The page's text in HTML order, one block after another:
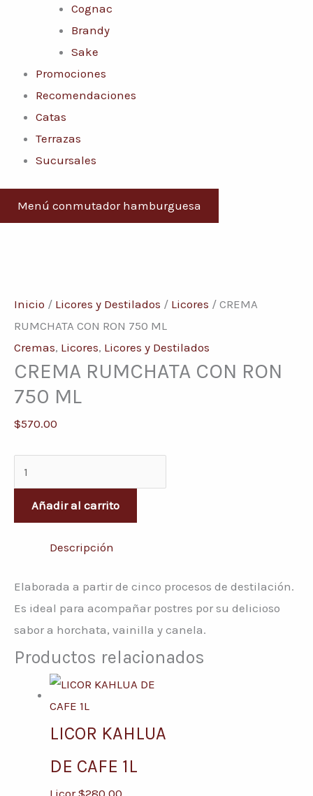
Cognac
Brandy
Sake
Promociones
Recomendaciones
Catas
Terrazas
Sucursales
Menú conmutador hamburguesa
Inicio / Licores y Destilados / Licores / CREMA
RUMCHATA CON RON 750 ML
Cremas, Licores, Licores y Destilados
CREMA RUMCHATA CON RON
750 ML
$570.00
RUMCHATA
CON
RON
750
ML
Añadir al carrito
Descripción
Elaborada a partir de cinco procesos de destilación.
Es ideal para acompañar postres por su delicioso
sabor a horchata, vainilla y canela.
Productos relacionados
LICOR KAHLUA
DE CAFE 1L